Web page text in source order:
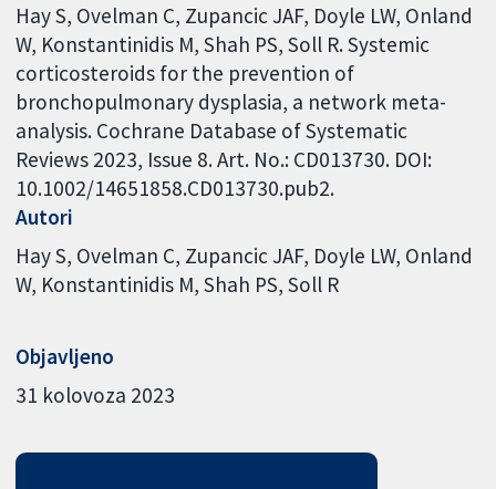
Hay S, Ovelman C, Zupancic JAF, Doyle LW, Onland
W, Konstantinidis M, Shah PS, Soll R. Systemic
corticosteroids for the prevention of
bronchopulmonary dysplasia, a network meta-
analysis. Cochrane Database of Systematic
Reviews 2023, Issue 8. Art. No.: CD013730. DOI:
10.1002/14651858.CD013730.pub2.
Autori
Hay S Ovelman C Zupancic JAF Doyle LW Onland
W Konstantinidis M Shah PS Soll R
Objavljeno
31 kolovoza 2023